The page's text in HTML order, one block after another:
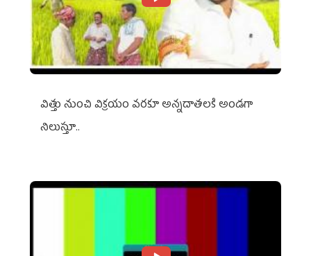
విత్తు నుంచి విక్రయం వరకూ అన్నదాతలకి అండగా
నిలుస్తూ..